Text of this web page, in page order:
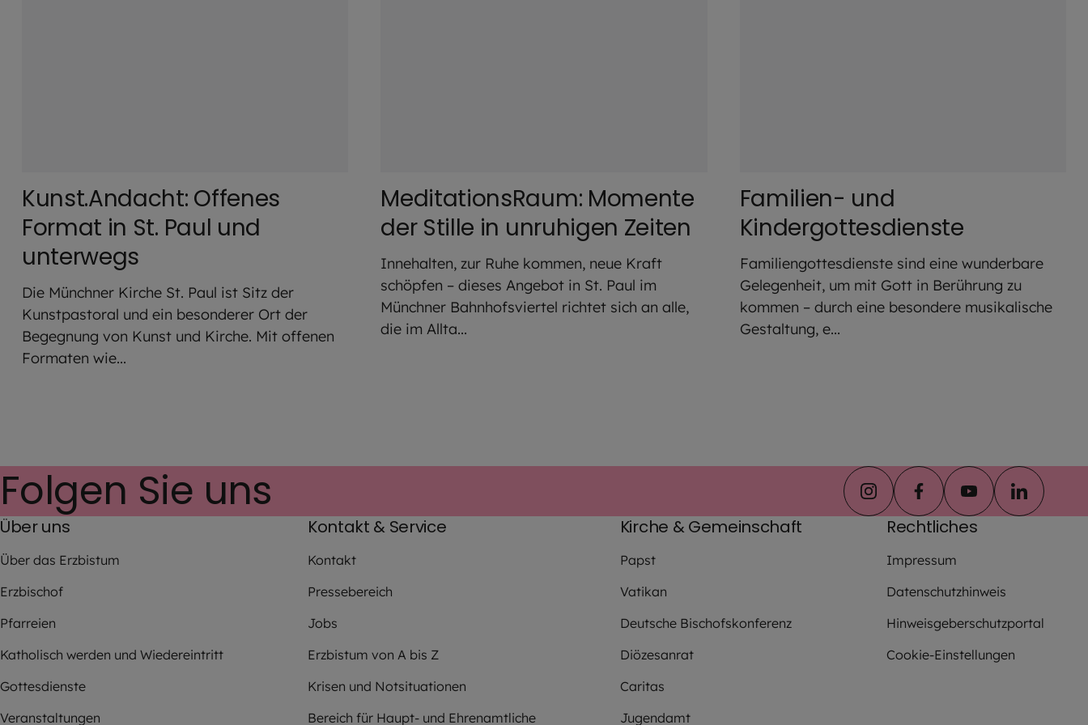
Kunst.Andacht: Offenes
Format in St. Paul und
unterwegs
Die Münchner Kirche St. Paul ist Sitz der
Kunstpastoral und ein besonderer Ort der
Begegnung von Kunst und Kirche. Mit offenen
Formaten wie...
MeditationsRaum: Momente
der Stille in unruhigen Zeiten
Innehalten, zur Ruhe kommen, neue Kraft
schöpfen – dieses Angebot in St. Paul im
Münchner Bahnhofsviertel richtet sich an alle,
die im Allta...
Familien- und
Kindergottesdienste
Familiengottesdienste sind eine wunderbare
Gelegenheit, um mit Gott in Berührung zu
kommen – durch eine besondere musikalische
Gestaltung, e...
Folgen Sie uns instagramfacebookyoutubelinkedin
Über uns
Über das Erzbistum
Erzbischof
Pfarreien
Katholisch werden und Wiedereintritt
Gottesdienste
Veranstaltungen
Kontakt & Service
Kontakt
Pressebereich
Jobs
Erzbistum von A bis Z
Krisen und Notsituationen
Bereich für Haupt- und Ehrenamtliche
Kirche & Gemeinschaft
Papst
Vatikan
Deutsche Bischofskonferenz
Diözesanrat
Caritas
Jugendamt
Rechtliches
Impressum
Datenschutzhinweis
Hinweisgeberschutzportal
Cookie-Einstellungen